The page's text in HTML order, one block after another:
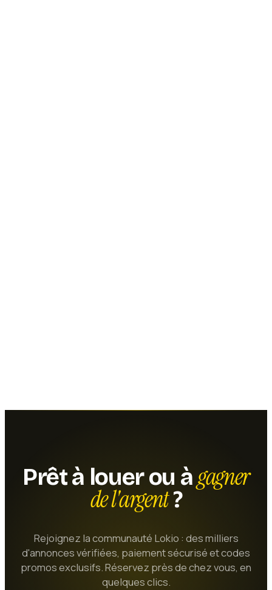
Prêt à louer ou àgagner
de l'argent?
Rejoignez la communauté Lokio : des milliers
d'annonces vérifiées, paiement sécurisé et codes
promos exclusifs. Réservez près de chez vous, en
quelques clics.